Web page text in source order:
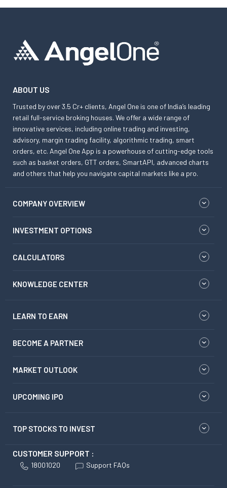
ABOUT US
Trusted by over 3.5 Cr+ clients, Angel One is one of India’s leading
retail full-service broking houses. We offer a wide range of
innovative services, including online trading and investing,
advisory, margin trading facility, algorithmic trading, smart
orders, etc. Angel One App is a powerhouse of cutting-edge tools
such as basket orders, GTT orders, SmartAPI, advanced charts
and others that help you navigate capital markets like a pro.
COMPANY OVERVIEW
INVESTMENT OPTIONS
CALCULATORS
KNOWLEDGE CENTER
LEARN TO EARN
BECOME A PARTNER
MARKET OUTLOOK
UPCOMING IPO
TOP STOCKS TO INVEST
CUSTOMER SUPPORT :
18001020 Support FAQs